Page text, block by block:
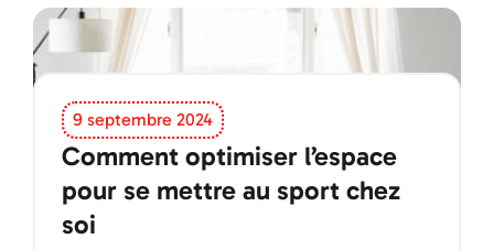
9 septembre 2024
Comment optimiser l’espace
pour se mettre au sport chez
soi